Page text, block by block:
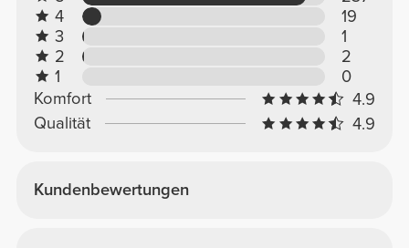
4
19
3
1
2
2
1
0
Komfort
4.9
Qualität
4.9
Kundenbewertungen